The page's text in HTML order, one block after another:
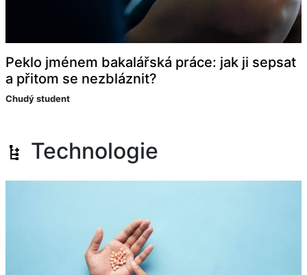
Peklo jménem bakalářská práce: jak ji sepsat
a přitom se nezbláznit?
Chudý student
Technologie